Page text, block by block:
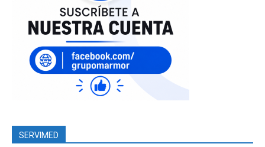
SERVIMED